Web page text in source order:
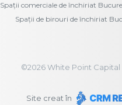
Spații comerciale de închiriat
Spații de birouri de închiriat
©2026White Point Capital
Site creat în